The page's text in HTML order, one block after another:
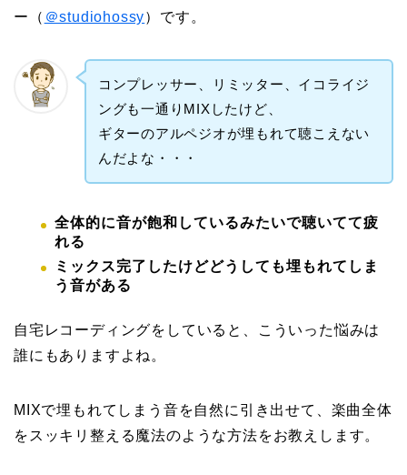
ー（ ＠studiohossy）です。
コンプレッサー、リミッター、イコライジ
ングも一通りMIXしたけど、
ギターのアルペジオが埋もれて聴こえない
んだよな・・・
全体的に音が飽和しているみたいで聴いてて疲
れる
ミックス完了したけどどうしても埋もれてしま
う音がある
自宅レコーディングをしていると、こういった悩みは
誰にもありますよね。
MIXで埋もれてしまう音を自然に引き出せて、楽曲全体
をスッキリ整える魔法のような方法をお教えします。